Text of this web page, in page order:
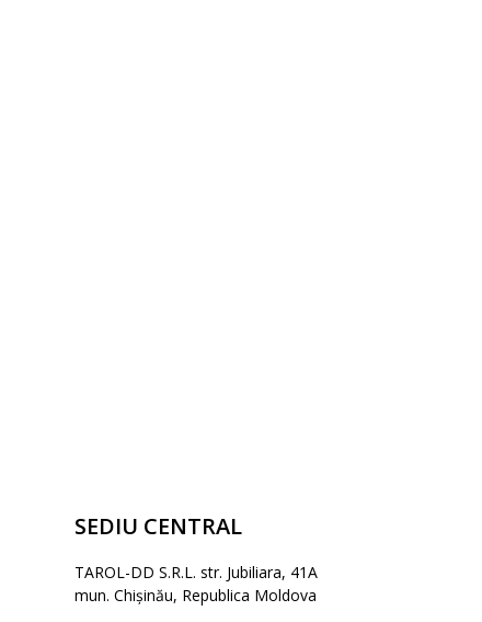
SEDIU CENTRAL
TAROL-DD S.R.L. str. Jubiliara, 41A
mun. Chișinău, Republica Moldova